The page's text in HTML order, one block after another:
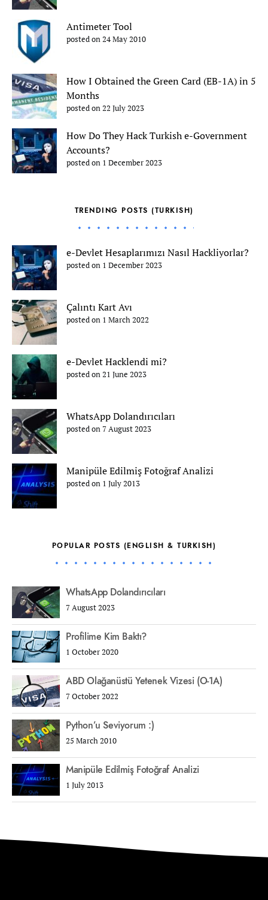
Antimeter Tool
posted on 24 May 2010
How I Obtained the Green Card (EB-1A) in 5
Months
posted on 22 July 2023
How Do They Hack Turkish e-Government
Accounts?
posted on 1 December 2023
TRENDING POSTS (TURKISH)
e-Devlet Hesaplarımızı Nasıl Hackliyorlar?
posted on 1 December 2023
Çalıntı Kart Avı
posted on 1 March 2022
e-Devlet Hacklendi mi?
posted on 21 June 2023
WhatsApp Dolandırıcıları
posted on 7 August 2023
Manipüle Edilmiş Fotoğraf Analizi
posted on 1 July 2013
POPULAR POSTS (ENGLISH & TURKISH)
WhatsApp Dolandırıcıları
7 August 2023
Profilime Kim Baktı?
1 October 2020
ABD Olağanüstü Yetenek Vizesi (O-1A)
7 October 2022
Python’u Seviyorum :)
25 March 2010
Manipüle Edilmiş Fotoğraf Analizi
1 July 2013